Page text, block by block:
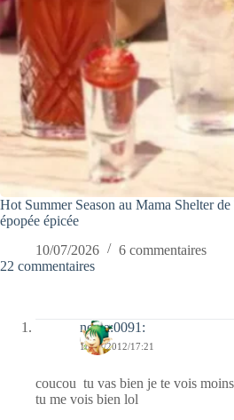
Hot Summer Season au Mama Shelter
épopée épicée
10/07/2026
6 commentaires
22 commentaires
nessa:0091:
18/04/2012/17:21
coucou tu vas bien je te vois
tu me vois bien lol